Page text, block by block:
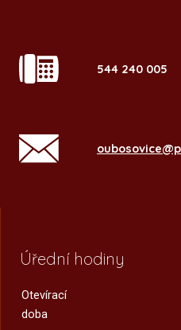
544 240 005
Úřední hodiny
Otevírací
doba